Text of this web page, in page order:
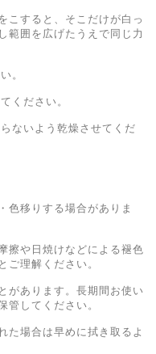
こすると、そこだけが白っ
範囲を広げたうえで同じ力
。
ください。
ないよう乾燥させてくだ
色移りする場合がありま
擦や日焼けなどによる褪色
ご理解ください。
があります。長期間お使い
管してください。
た場合は早めに拭き取るよ